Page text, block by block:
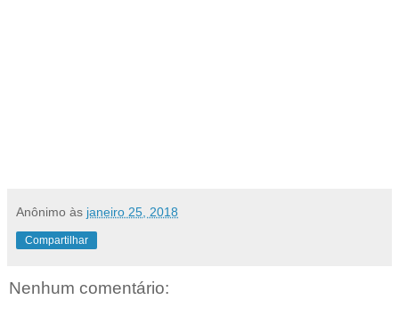
Anônimo às janeiro 25, 2018
Compartilhar
Nenhum comentário: